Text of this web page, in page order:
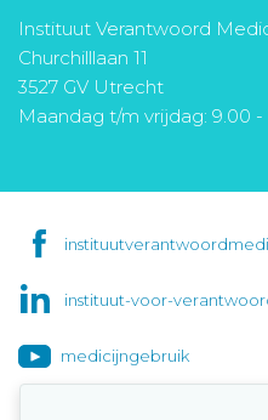
Instituut Verantwoord
Churchilllaan 11
3527 GV Utrecht
Maandag t/m vrijdag: 9.00 -
instituut-voor-
medicijngebruik